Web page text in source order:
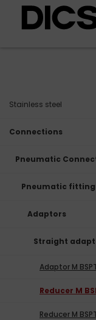
Stainless steel
Connections
Pneumatic
Pneumatic
Adaptors
Straight
Adaptor M
Reducer M
Reducer M